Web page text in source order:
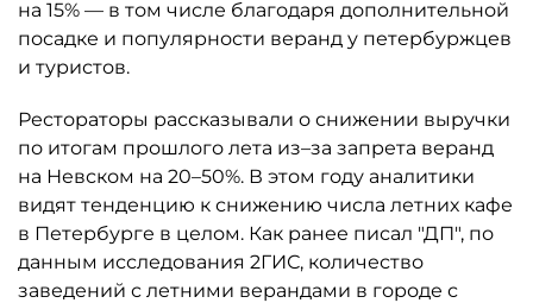
на 15% — в том числе благодаря дополнительной
посадке и популярности веранд у петербуржцев
и туристов.
Рестораторы рассказывали о снижении выручки
по итогам прошлого лета из–за запрета веранд
на Невском на 20–50%. В этом году аналитики
видят тенденцию к снижению числа летних кафе
в Петербурге в целом. Как ранее писал "ДП", по
данным исследования 2ГИС, количество
заведений с летними верандами в городе с